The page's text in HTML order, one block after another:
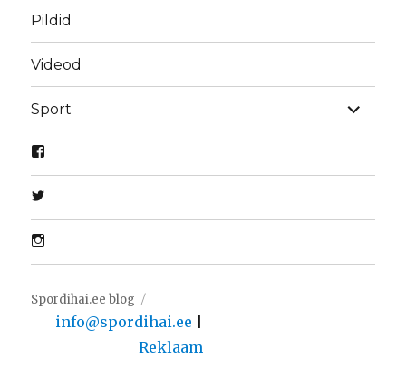
Pildid
Videod
Sport
laienda
Spordihai.ee blog
info@spordihai.ee
Reklaam